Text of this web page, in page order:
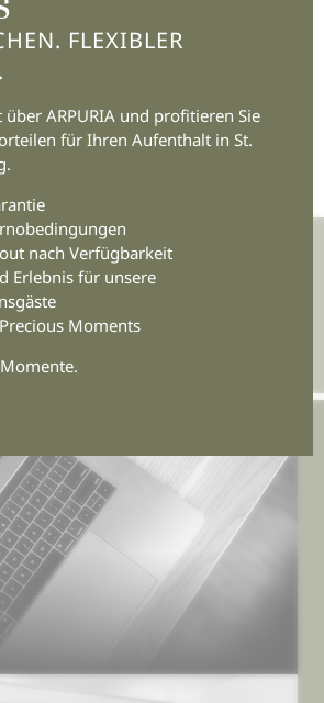
(postalisch, Callcenter) Systeme zu.
ANFRAGEN
FLEXIBLER
über ARPURIA und profitieren Sie
für Ihren Aufenthalt in St.
nach Verfügbarkeit
Erlebnis für unsere
Moments